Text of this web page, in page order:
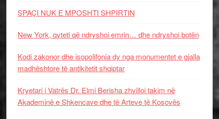
SPAÇI NUK E MPOSHTI SHPIRTIN
New York, qyteti që ndryshoi emrin… dhe ndryshoi botën
Kodi zakonor dhe isopolifonia dy nga monumentet e gjalla
madhështore të antikitetit shqiptar
Kryetari i Vatrës Dr. Elmi Berisha zhvilloi takim në
Akademinë e Shkencave dhe të Arteve të Kosovës